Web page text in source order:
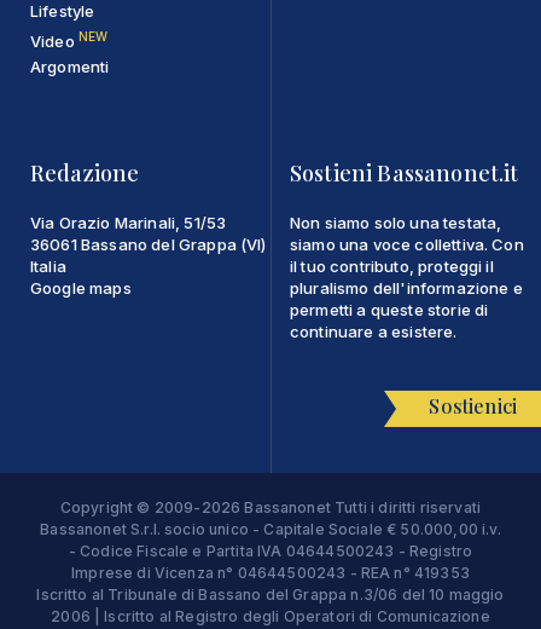
Lifestyle
Video NEW
Argomenti
Redazione
Via Orazio Marinali, 51/53
36061 Bassano del Grappa (VI)
Italia
Google maps
Sostieni Bassanonet.it
Non siamo solo una testata,
siamo una voce collettiva. Con
il tuo contributo, proteggi il
pluralismo dell'informazione e
permetti a queste storie di
continuare a esistere.
Sostienici
Copyright © 2009-2026 Bassanonet Tutti i diritti riservati
Bassanonet S.r.l. socio unico - Capitale Sociale € 50.000,00 i.v.
- Codice Fiscale e Partita IVA 04644500243 - Registro
Imprese di Vicenza n° 04644500243 - REA n° 419353
Iscritto al Tribunale di Bassano del Grappa n.3/06 del 10 maggio
2006 | Iscritto al Registro degli Operatori di Comunicazione